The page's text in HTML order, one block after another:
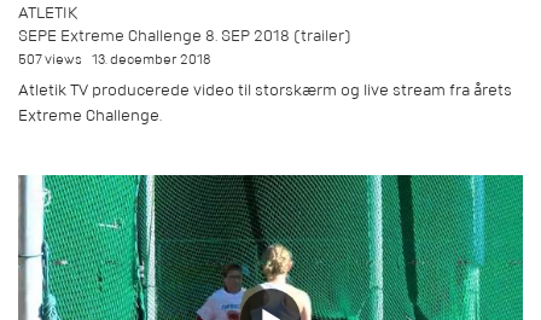
ATLETIK
SEPE Extreme Challenge 8. SEP 2018 (trailer)
507 views 13. december 2018
Atletik TV producerede video til storskærm og live stream fra årets
Extreme Challenge.